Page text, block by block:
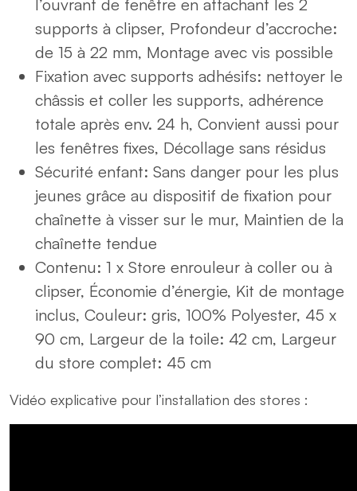
l’ouvrant de fenêtre en attachant les 2
supports à clipser, Profondeur d’accroche:
de 15 à 22 mm, Montage avec vis possible
Fixation avec supports adhésifs: nettoyer le
châssis et coller les supports, adhérence
totale après env. 24 h, Convient aussi pour
les fenêtres fixes, Décollage sans résidus
Sécurité enfant: Sans danger pour les plus
jeunes grâce au dispositif de fixation pour
chaînette à visser sur le mur, Maintien de la
chaînette tendue
Contenu: 1 x Store enrouleur à coller ou à
clipser, Économie d’énergie, Kit de montage
inclus, Couleur: gris, 100% Polyester, 45 x
90 cm, Largeur de la toile: 42 cm, Largeur
du store complet: 45 cm
Vidéo explicative pour l’installation des stores :